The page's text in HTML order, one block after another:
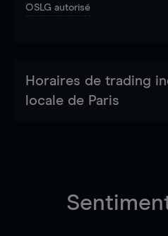
OSLG autorisé
Horaires de trading
locale de Paris